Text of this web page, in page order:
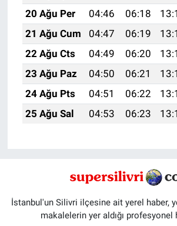
20 Ağu Per
04:46 06:18
21 Ağu Cum
04:47 06:19
22 Ağu Cts
04:49 06:20
23 Ağu Paz
04:50 06:21
24 Ağu Pts
04:51 06:22
25 Ağu Sal
04:53 06:23
İstanbul'un Silivri ilçesine ait yerel haber,
makalelerin yer aldığı profesyonel